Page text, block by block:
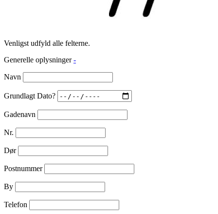
Venligst udfyld alle felterne.
Generelle oplysninger -
Navn
Grundlagt Dato?
Gadenavn
Nr.
Dør
Postnummer
By
Telefon